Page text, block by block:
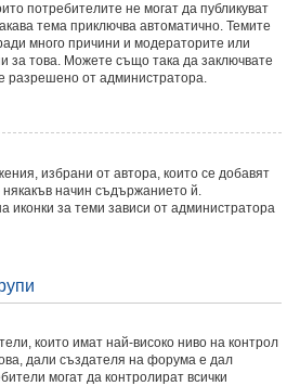
потребителите не могат да публикуват
тема приключва автоматично. Темите
много причини и модераторите или
за това. Можете също така да заключвате
разрешено от администратора.
избрани от автора, които се добавят
начин съдържанието й.
иконки за теми зависи от администратора
които имат най-високо ниво на контрол
дали създателя на форума е дал
могат да контролират всички